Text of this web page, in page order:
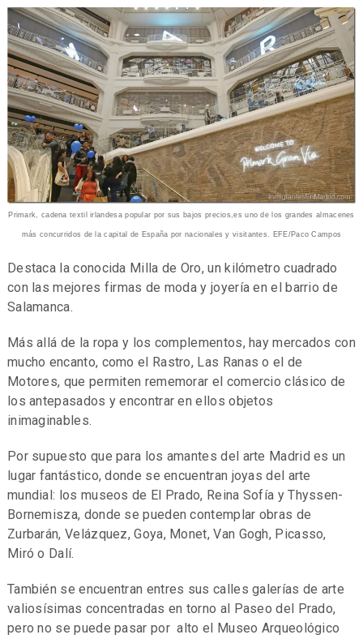
Primark, cadena textil irlandesa popular por sus bajos precios,es uno de los grandes almacenes
más concurridos de la capital de España por nacionales y visitantes. EFE/Paco Campos
Destaca la conocida Milla de Oro, un kilómetro cuadrado
con las mejores firmas de moda y joyería en el barrio de
Salamanca.
Más allá de la ropa y los complementos, hay mercados con
mucho encanto, como el Rastro, Las Ranas o el de
Motores, que permiten rememorar el comercio clásico de
los antepasados y encontrar en ellos objetos
inimaginables.
Por supuesto que para los amantes del arte Madrid es un
lugar fantástico, donde se encuentran joyas del arte
mundial: los museos de El Prado, Reina Sofía y Thyssen-
Bornemisza, donde se pueden contemplar obras de
Zurbarán, Velázquez, Goya, Monet, Van Gogh, Picasso,
Miró o Dalí.
También se encuentran entres sus calles galerías de arte
valiosísimas concentradas en torno al Paseo del Prado,
pero no se puede pasar por alto el Museo Arqueológico